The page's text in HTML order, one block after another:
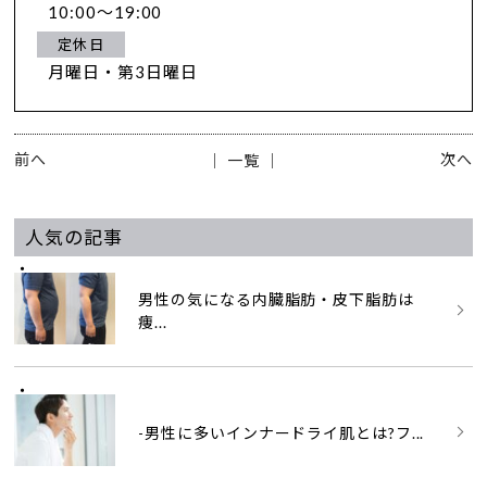
10:00～19:00
定休日
月曜日・第3日曜日
前へ 次へ
│ 一覧 │
人気の記事
男性の気になる内臓脂肪・皮下脂肪は
痩...
-男性に多いインナードライ肌とは?フ...